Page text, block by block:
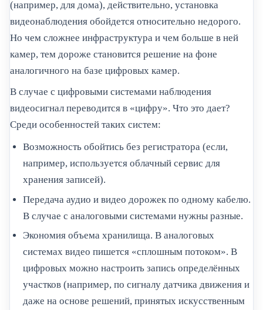
(например, для дома), действительно, установка
видеонаблюдения обойдется относительно недорого.
Но чем сложнее инфраструктура и чем больше в ней
камер, тем дороже становится решение на фоне
аналогичного на базе цифровых камер.
В случае с цифровыми системами наблюдения
видеосигнал переводится в «цифру». Что это дает?
Среди особенностей таких систем:
Возможность обойтись без регистратора (если,
например, используется облачный сервис для
хранения записей).
Передача аудио и видео дорожек по одному кабелю.
В случае с аналоговыми системами нужны разные.
Экономия объема хранилища. В аналоговых
системах видео пишется «сплошным потоком». В
цифровых можно настроить запись определённых
участков (например, по сигналу датчика движения и
даже на основе решений, принятых искусственным